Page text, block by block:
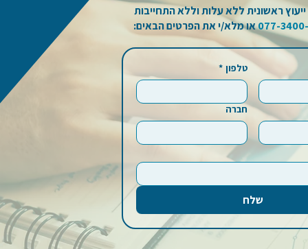
ראשונית ללא עלות וללא התחייבות
077-או מלא/י את הפרטים הבאים:
טלפון *
חברה
שלח